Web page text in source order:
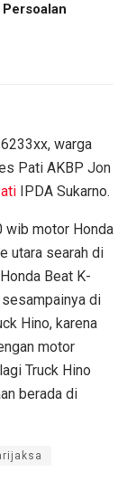
warga
Pati AKBP Jon
IPDA Sukarno.
wib motor Honda
utara searah di
Beat K-
di
Hino, karena
motor
Truck Hino
berada di